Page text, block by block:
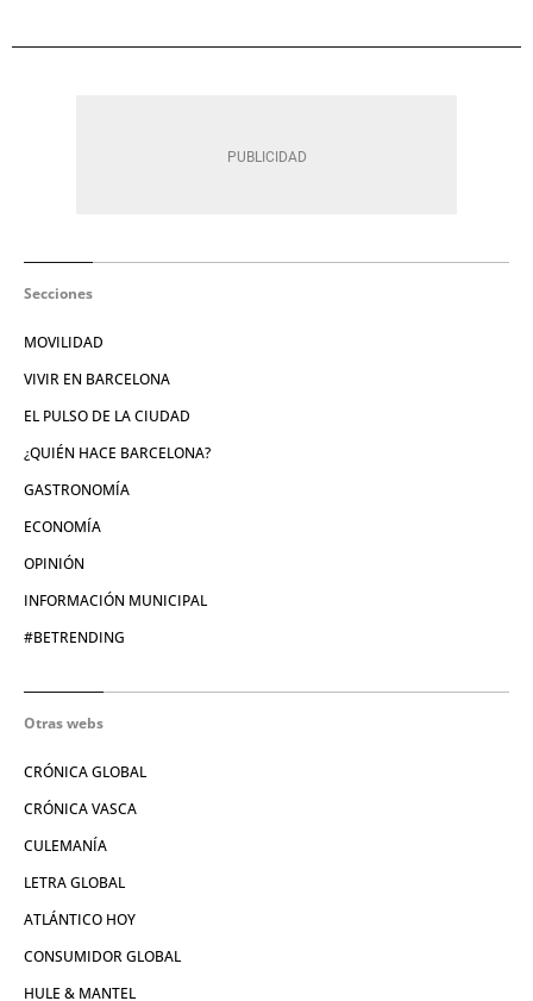
Secciones
MOVILIDAD
VIVIR EN BARCELONA
EL PULSO DE LA CIUDAD
¿QUIÉN HACE BARCELONA?
GASTRONOMÍA
ECONOMÍA
OPINIÓN
INFORMACIÓN MUNICIPAL
#BETRENDING
Otras webs
CRÓNICA GLOBAL
CRÓNICA VASCA
CULEMANÍA
LETRA GLOBAL
ATLÁNTICO HOY
CONSUMIDOR GLOBAL
HULE & MANTEL